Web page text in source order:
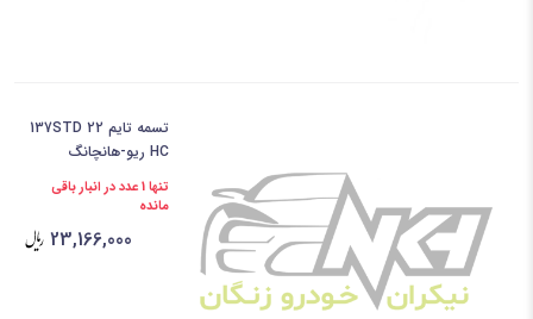
تسمه تایم 137STD 22
HC ریو-هانچانگ
تنها 1 عدد در انبار باقی
مانده
23,166,000